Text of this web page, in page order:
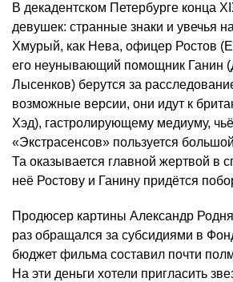
В декадентском Петербурге конца
девушек: странные знаки и увечья
Хмурый, как Нева, офицер Ростов
его неунывающий помощник Ганин
Лысенков) берутся за
возможные версии, они идут к
Хэд), гастролирующему медиуму,
«Экстрасенсов» пользуется
Та оказывается главной жертвой в
неё Ростову и Ганину придётся
Продюсер картины Александр
раз обращался за субсидиями в
бюджет фильма составил почти
На эти деньги хотели пригласить